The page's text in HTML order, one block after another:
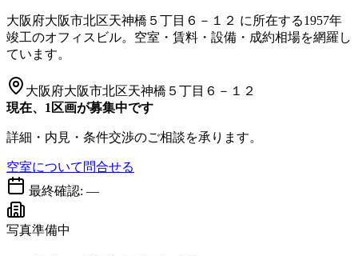
大阪府大阪市北区天神橋５丁目６－１２ に所在する1957年
竣工のオフィスビル。空室・賃料・設備・成約相場を網羅し
ています。
大阪府大阪市北区天神橋５丁目６－１２
現在、1区画が募集中です
詳細・内見・条件交渉のご相談を承ります。
空室について問合せる
最終確認: —
写真準備中